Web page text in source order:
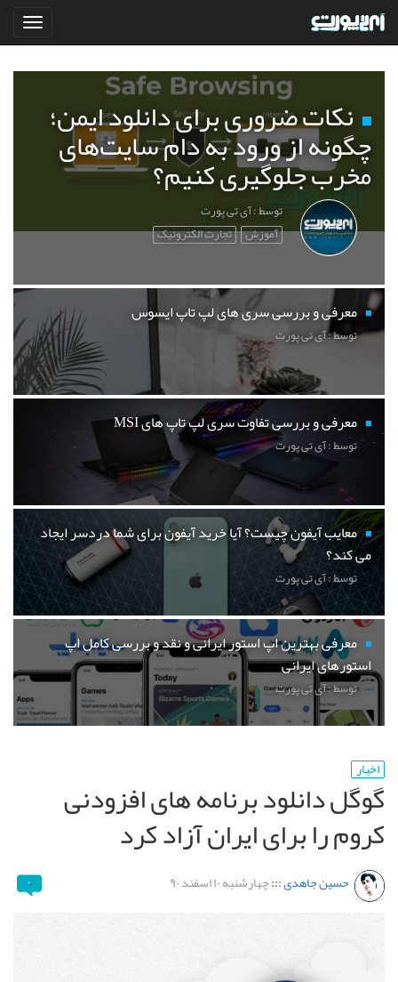
نکات ضروری برای دانلود ایمن؛
چگونه از ورود به دام سایت‌های
مخرب جلوگیری کنیم؟
توسط : آی تی پورت
آموزش تجارت الکترونیک
معرفی و بررسی سری های لپ تاپ ایسوس
توسط : آی تی پورت
معرفی و بررسی تفاوت سری لپ تاپ های MSI
توسط : آی تی پورت
معایب آیفون چیست؟ آیا خرید آیفون برای شما دردسر ایجاد
می کند؟
توسط : آی تی پورت
معرفی بهترین اپ استور ایرانی و نقد و بررسی کامل اپ
استورهای ایرانی
توسط : آی تی پورت
اخبار
گوگل دانلود برنامه های افزودنی
کروم را برای ایران آزاد کرد
حسین جاهدی:::چهارشنبه ۱۰ اسفند ۹۰ ۰